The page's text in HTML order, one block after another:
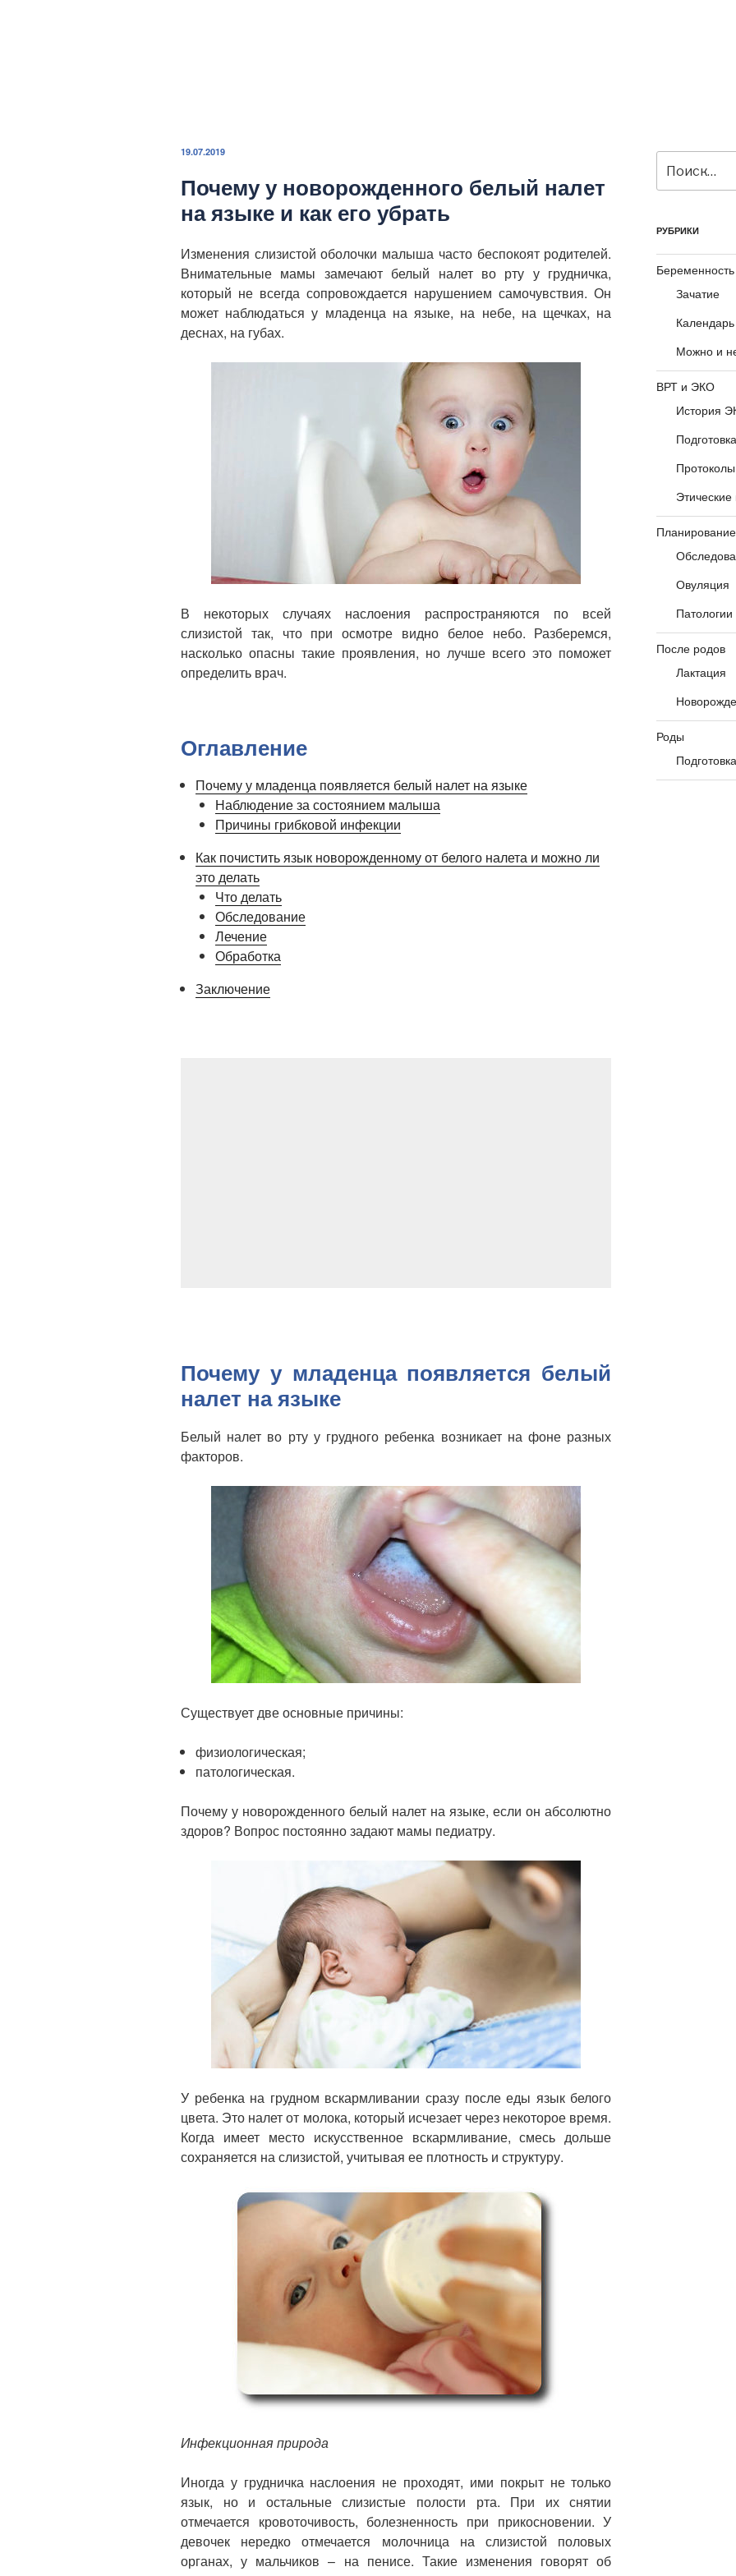
ОПУБЛИКОВАНО
19.07.2019
Почему у новорожденного белый налет
на языке и как его убрать
Изменения слизистой оболочки малыша часто беспокоят родителей.
Внимательные мамы замечают белый налет во рту у грудничка,
который не всегда сопровождается нарушением самочувствия. Он
может наблюдаться у младенца на языке, на небе, на щечках, на
деснах, на губах.
В некоторых случаях наслоения распространяются по всей
слизистой так, что при осмотре видно белое небо. Разберемся,
насколько опасны такие проявления, но лучше всего это поможет
определить врач.
Оглавление
Почему у младенца появляется белый налет на языке
Наблюдение за состоянием малыша
Причины грибковой инфекции
Как почистить язык новорожденному от белого налета и можно ли
это делать
Что делать
Обследование
Лечение
Обработка
Заключение
Почему у младенца появляется белый
налет на языке
Белый налет во рту у грудного ребенка возникает на фоне разных
факторов.
Существует две основные причины:
физиологическая;
патологическая.
Почему у новорожденного белый налет на языке, если он абсолютно
здоров? Вопрос постоянно задают мамы педиатру.
У ребенка на грудном вскармливании сразу после еды язык белого
цвета. Это налет от молока, который исчезает через некоторое время.
Когда имеет место искусственное вскармливание, смесь дольше
сохраняется на слизистой, учитывая ее плотность и структуру.
Инфекционная природа
Иногда у грудничка наслоения не проходят, ими покрыт не только
язык, но и остальные слизистые полости рта. При их снятии
отмечается кровоточивость, болезненность при прикосновении. У
девочек нередко отмечается молочница на слизистой половых
органах, у мальчиков – на пенисе. Такие изменения говорят об
РУБРИКИ
Беременность
Зачатие
Календарь
Можно и
ВРТ и ЭКО
История
Подготовка
Планирование
Овуляция
Патологии
После родов
Лактация
Роды